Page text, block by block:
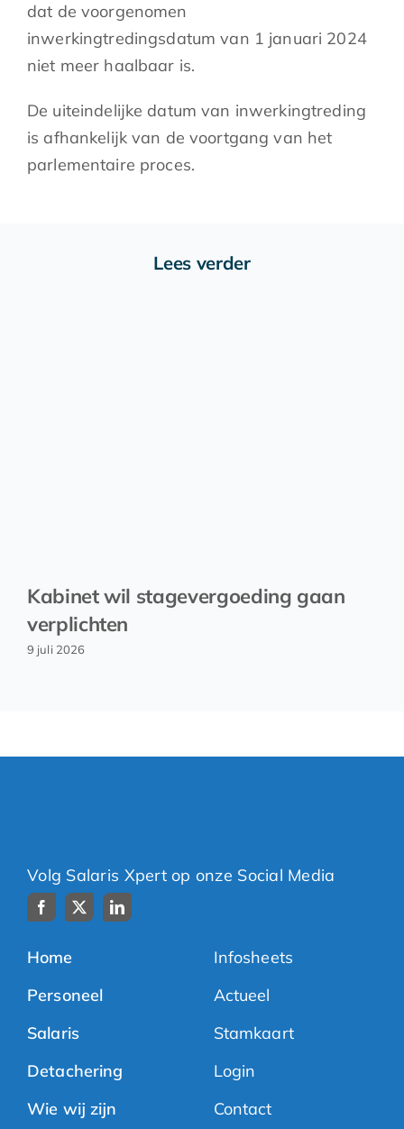
dat de voorgenomen
inwerkingtredingsdatum van 1 januari 2024
niet meer haalbaar is.
De uiteindelijke datum van inwerkingtreding
is afhankelijk van de voortgang van het
parlementaire proces.
Lees verder
Kabinet wil stagevergoeding gaan
verplichten
9 juli 2026
Volg Salaris Xpert op onze Social Media
Home
Personeel
Salaris
Detachering
Wie wij zijn
Infosheets
Actueel
Stamkaart
Login
Contact